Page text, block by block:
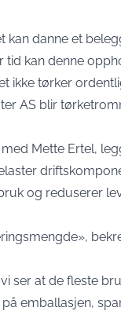
danne et
kan denne
ikke tørker
AS blir
Mette Ertel,
og reduserer
ser at de fleste
emballasjen,